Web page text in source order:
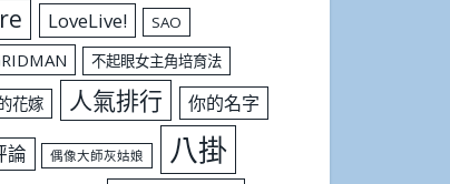
LoveLive! SAO
不起眼女主角培育法
花嫁 人氣排行 你的名字
論 偶像大師灰姑娘 八掛